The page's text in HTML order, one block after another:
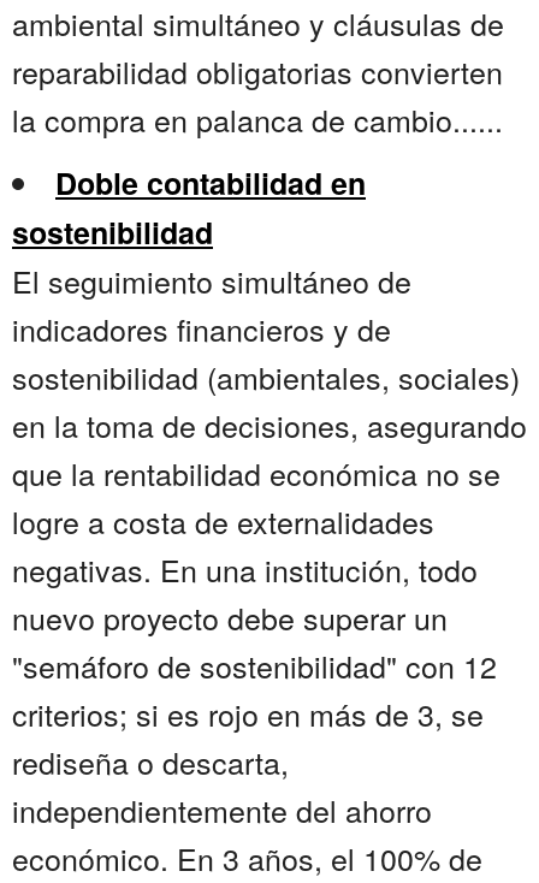
ambiental simultáneo y cláusulas de
reparabilidad obligatorias convierten
la compra en palanca de cambio......
Doble contabilidad en
sostenibilidad
El seguimiento simultáneo de
indicadores financieros y de
sostenibilidad (ambientales, sociales)
en la toma de decisiones, asegurando
que la rentabilidad económica no se
logre a costa de externalidades
negativas. En una institución, todo
nuevo proyecto debe superar un
"semáforo de sostenibilidad" con 12
criterios; si es rojo en más de 3, se
rediseña o descarta,
independientemente del ahorro
económico. En 3 años, el 100% de